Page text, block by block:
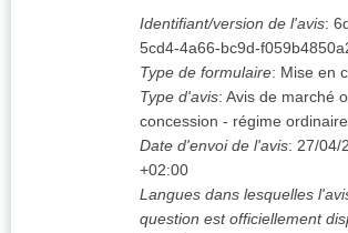
Identifiant/version de l'avis:
5cd4-4a66-bc9d-
Type de formulaire: Mise en
Type d'avis: Avis de marché
concession - régime ordinaire
Date d'envoi de l'avis: 27/04/
+02:00
Langues dans lesquelles
question est officiellement